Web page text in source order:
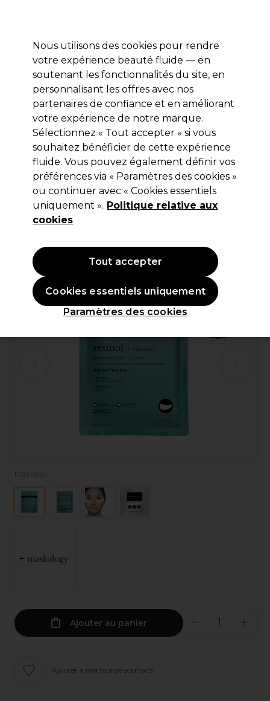
Se connecter
Marques Bons plans Coiffure Electro et Matériel
Livraison et délais
lire la suite
Maskology
Maskology Masque Contour des Yeux
Éclaircissant 3x 3.5g
(1)
3,80 €Hors TVA
P034854
Ajouter au panier
Ajouter à ma liste de souhaits
Nous utilisons des cookies pour rendre
votre expérience beauté fluide — en
soutenant les fonctionnalités du site, en
personnalisant les offres avec nos
partenaires de confiance et en améliorant
votre expérience de notre marque.
Sélectionnez « Tout accepter » si vous
souhaitez bénéficier de cette expérience
fluide. Vous pouvez également définir vos
préférences via « Paramètres des cookies »
ou continuer avec « Cookies essentiels
uniquement ». Politique relative aux
cookies
Paramètres des cookies
Cookies essentiels uniquement
Tout accepter